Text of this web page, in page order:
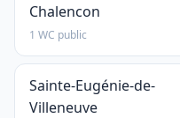
Chalencon
1 WC public
Sainte-Eugénie-de-
Villeneuve